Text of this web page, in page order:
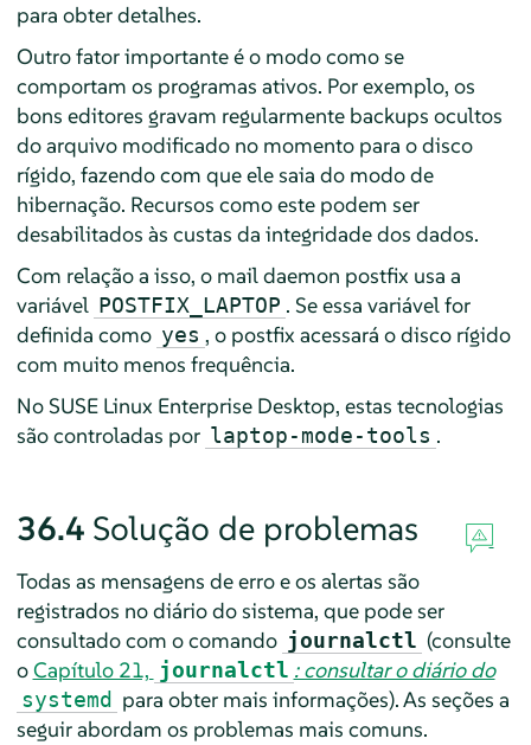
para obter detalhes.
Outro fator importante é o modo como se
comportam os programas ativos. Por exemplo, os
bons editores gravam regularmente backups ocultos
do arquivo modificado no momento para o disco
rígido, fazendo com que ele saia do modo de
hibernação. Recursos como este podem ser
desabilitados às custas da integridade dos dados.
Com relação a isso, o mail daemon postfix usa a
variável POSTFIX_LAPTOP . Se essa variável for
definida como yes , o postfix acessará o disco rígido
com muito menos frequência.
No SUSE Linux Enterprise Desktop, estas tecnologias
são controladas por laptop-mode-tools .
36.4 Solução de problemas
Todas as mensagens de erro e os alertas são
registrados no diário do sistema, que pode ser
consultado com o comando journalctl (consulte
oCapítulo 21, journalctl : consultar o diário do
systemd para obter mais informações). As seções a
seguir abordam os problemas mais comuns.